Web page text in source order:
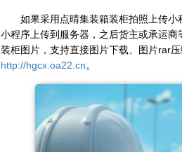
如果采用点晴集装箱装柜拍照上传小
小程序上传到服务器，之后货主或承运
装柜图片，支持直接图片下载、图片rar
http://hgcx.oa22.cn。